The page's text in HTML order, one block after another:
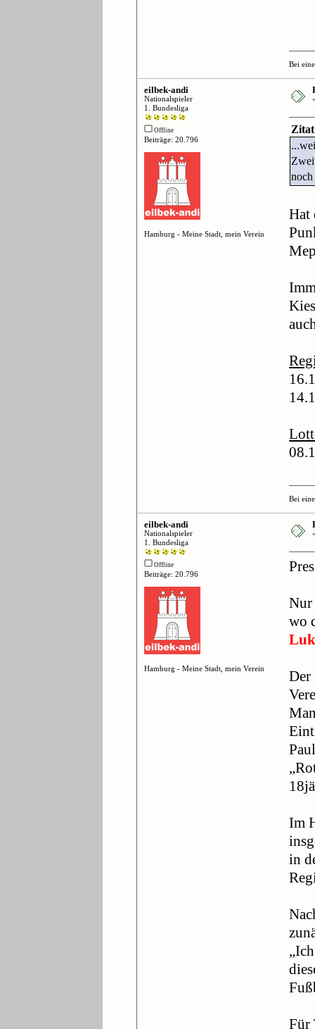
Bei
eilbek-andi
Nationalspieler
1. Bundesliga
Offline
Beiträge: 20.796
Hamburg - Meine Stadt, mein Verein
Zitat
Hat
Bei
eilbek-andi
Nationalspieler
1. Bundesliga
Offline
Beiträge: 20.796
Hamburg - Meine Stadt, mein Verein
Nur
wo
Der
Im
in
Für